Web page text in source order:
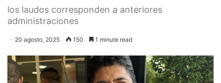
los laudos corresponden a anteriores
administraciones
20 agosto, 2025 150 1 minute read